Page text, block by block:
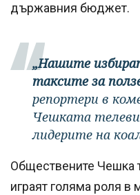
държавния бюджет.
„Нашите
таксите за
репортери в
Чешката
лидерите на
Обществените Чешка
играят голяма роля в